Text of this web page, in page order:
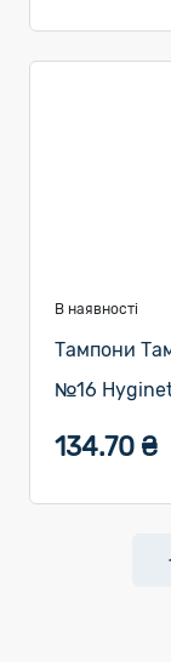
В наявності
Тампони
№16
134.70 ₴